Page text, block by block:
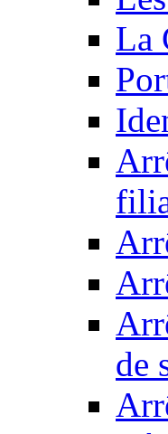
La
de